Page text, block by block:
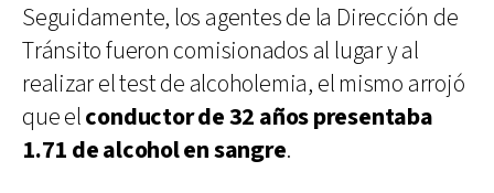
Seguidamente, los agentes de la Dirección de
Tránsito fueron comisionados al lugar y al
realizar el test de alcoholemia, el mismo arrojó
que elconductor de 32 años presentaba
1.71 de alcohol en sangre.